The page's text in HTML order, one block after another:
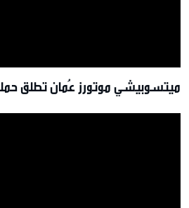
ميتسوبيشي موتورز عُمان تطلق